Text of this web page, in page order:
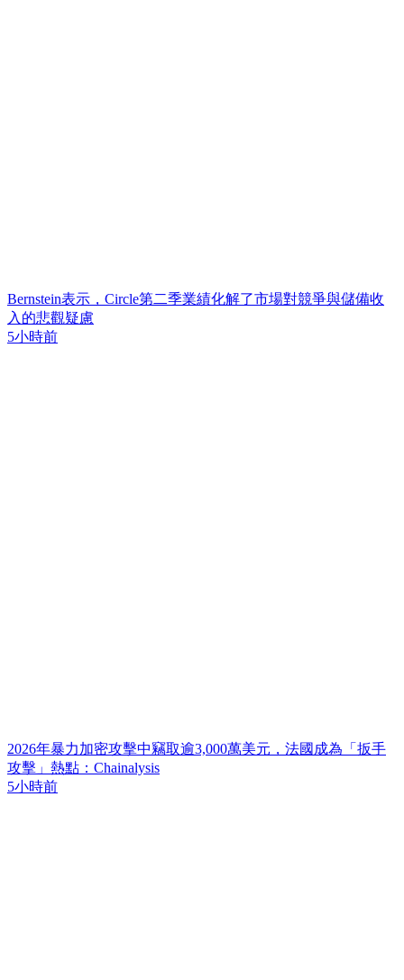
Bernstein表示，Circle第二季業績化解了市場對競爭與儲備收
入的悲觀疑慮
5小時前
2026年暴力加密攻擊中竊取逾3,000萬美元，法國成為「扳手
攻擊」熱點：Chainalysis
5小時前